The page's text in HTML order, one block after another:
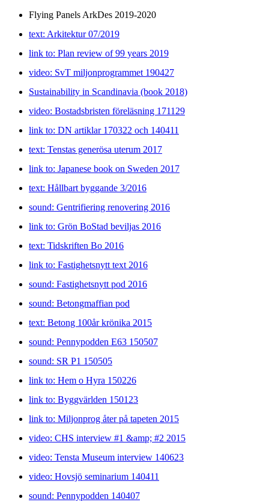
Flying Panels ArkDes 2019-2020
text: Arkitektur 07/2019
link to: Plan review of 99 years 2019
video: SvT miljonprogrammet 190427
Sustainability in Scandinavia (book 2018)
video: Bostadsbristen föreläsning 171129
link to: DN artiklar 170322 och 140411
text: Tenstas generösa uterum 2017
link to: Japanese book on Sweden 2017
text: Hållbart byggande 3/2016
sound: Gentrifiering renovering 2016
link to: Grön BoStad beviljas 2016
text: Tidskriften Bo 2016
link to: Fastighetsnytt text 2016
sound: Fastighetsnytt pod 2016
sound: Betongmaffian pod
text: Betong 100år krönika 2015
sound: Pennypodden E63 150507
sound: SR P1 150505
link to: Hem o Hyra 150226
link to: Byggvärlden 150123
link to: Miljonprog åter på tapeten 2015
video: CHS interview #1 &amp; #2 2015
video: Tensta Museum interview 140623
video: Hovsjö seminarium 140411
sound: Pennypodden 140407